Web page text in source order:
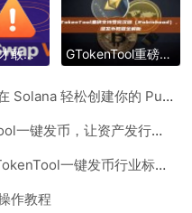
踩过三次坑才敢说：PancakeSwap V3 Stable Pool 最容易翻车的不是手续费，是初始化 GTokenTool重磅支持罗宾汉链（Robinhood），一键发币教程全解析
GTokenTool 一键发币指南：在 Solana 轻松创建你的 Pump 代币
定义Web3新标准！GTokenTool一键发币，让资产发行更简单
如何安全低成本发行代币？GTokenTool一键发币行业标杆，技术小白也能轻松上手
作教程